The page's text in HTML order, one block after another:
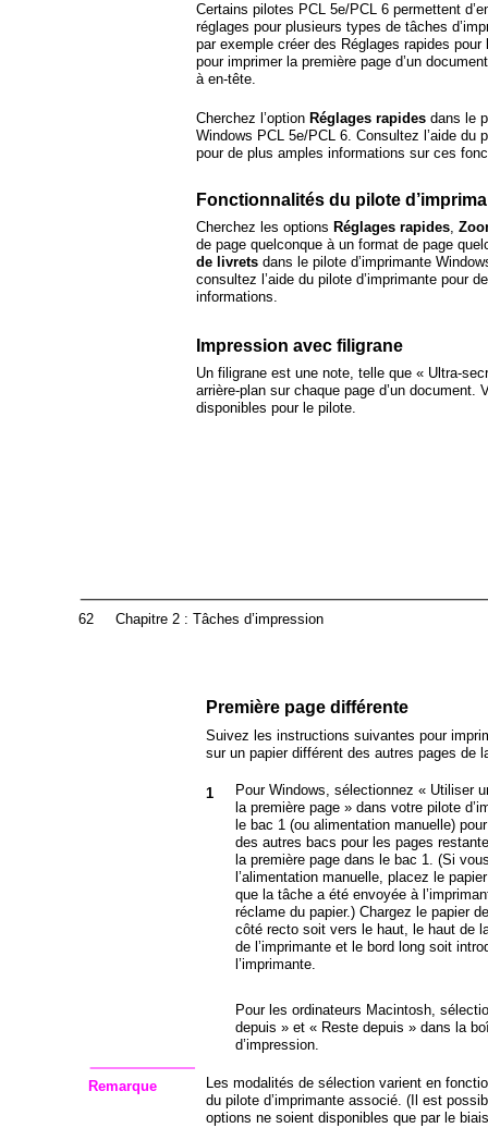
62 Chapitre 2 : Tâches d’impression
Certains pilotes PCL 5e/PCL 6 permettent
réglages pour plusieurs types de tâches
par exemple créer des Réglages rapides pour
pour imprimer la première page d’un
à en-tête.
Cherchez l’option Réglages rapides dans le
Windows PCL 5e/PCL 6. Consultez l’aide du
pour de plus amples informations sur ces
Fonctionnalités du pilote
Cherchez les options Réglages rapides,
de page quelconque à un format de page
de livrets dans le pilote d’imprimante
consultez l’aide du pilote d’imprimante pour
informations.
Impression avec filigrane
Un filigrane est une note, telle que « Ultra-
arrière-plan sur chaque page d’un document.
disponibles pour le pilote.
Première page différente
Suivez les instructions suivantes pour
sur un papier différent des autres pages de
1
Pour Windows, sélectionnez « Utiliser
la première page » dans votre pilote
le bac 1 (ou alimentation manuelle)
des autres bacs pour les pages
la première page dans le bac 1. (Si
l’alimentation manuelle, placez le
que la tâche a été envoyée à
réclame du papier.) Chargez le papier
côté recto soit vers le haut, le haut de
de l’imprimante et le bord long soit
l’imprimante.
Pour les ordinateurs Macintosh,
depuis » et « Reste depuis » dans la
d’impression.
Remarque
Les modalités de sélection varient en
du pilote d’imprimante associé. (Il est
options ne soient disponibles que par le